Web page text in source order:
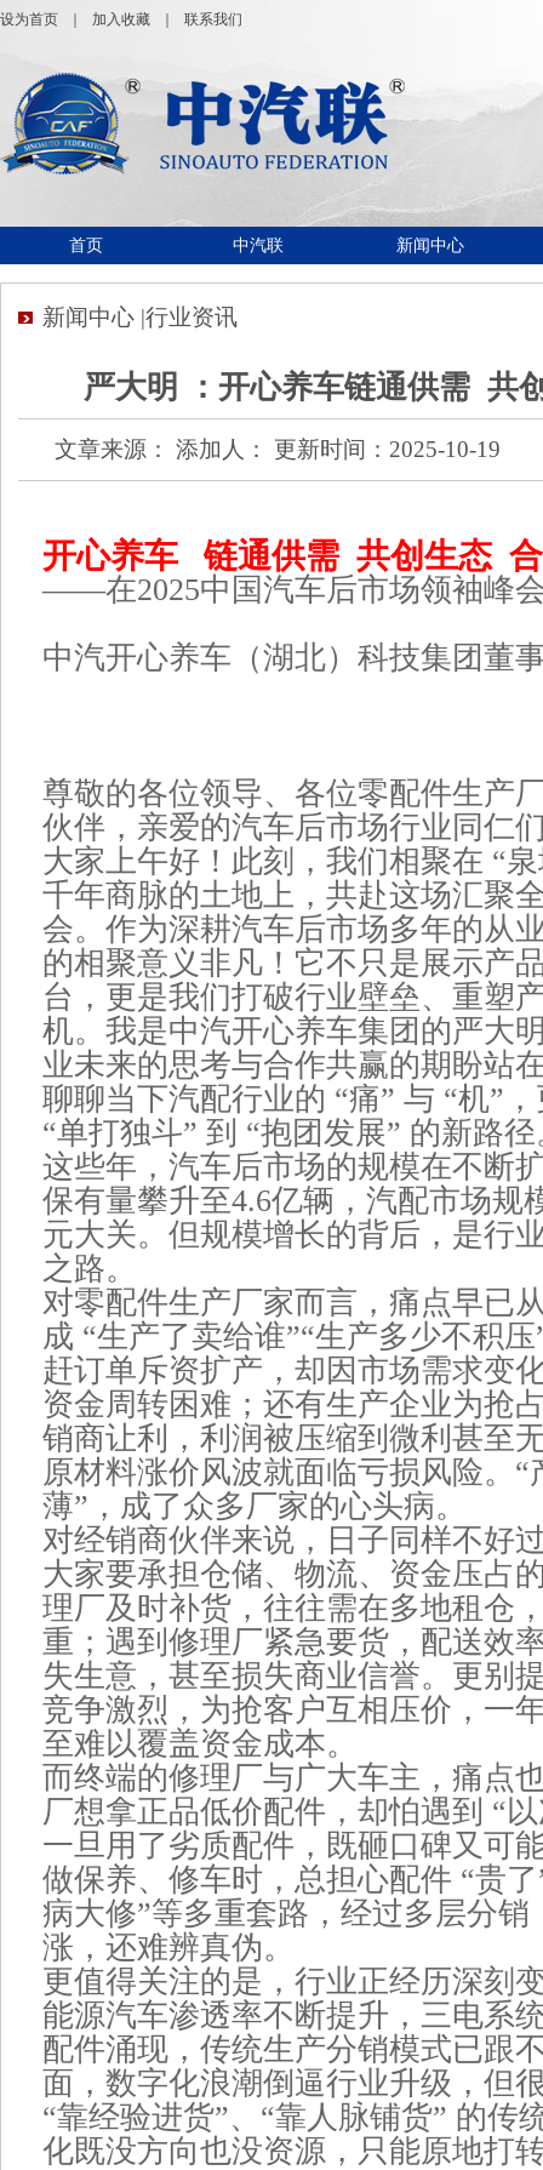
设为首页 加入收藏 联系我们
首页 中汽联 新闻中心
新闻中心 |行业资讯
严大明 ：开心养车链通供需 共
文章来源： 添加人： 更新时间：2025-10-19
开心养车 链通供需 共创生态
——在2025中国汽车后市场领袖峰
中汽开心养车（湖北）科技集团
尊敬的各位领导、各位零配件生产
伙伴，亲爱的汽车后市场行业同仁
大家上午好！此刻，我们相聚在 “
千年商脉的土地上，共赴这场汇聚
会。作为深耕汽车后市场多年的从
的相聚意义非凡！它不只是展示产
台，更是我们打破行业壁垒、重塑
机。我是中汽开心养车集团的严大
业未来的思考与合作共赢的期盼站
聊聊当下汽配行业的 “痛” 与 “机”
“单打独斗” 到 “抱团发展” 的新路
这些年，汽车后市场的规模在不断
保有量攀升至4.6亿辆，汽配市场规
元大关。但规模增长的背后，是行
之路。
对零配件生产厂家而言，痛点早已
成 “生产了卖给谁”“生产多少不积
赶订单斥资扩产，却因市场需求变
资金周转困难；还有生产企业为抢
销商让利，利润被压缩到微利甚至
原材料涨价风波就面临亏损风险。
薄”，成了众多厂家的心头病。
对经销商伙伴来说，日子同样不好
大家要承担仓储、物流、资金压占
理厂及时补货，往往需在多地租仓
重；遇到修理厂紧急要货，配送效
失生意，甚至损失商业信誉。更别
竞争激烈，为抢客户互相压价，一
至难以覆盖资金成本。
而终端的修理厂与广大车主，痛点
厂想拿正品低价配件，却怕遇到 “
一旦用了劣质配件，既砸口碑又可
做保养、修车时，总担心配件 “贵了
病大修”等多重套路，经过多层分销
涨，还难辨真伪。
更值得关注的是，行业正经历深刻
能源汽车渗透率不断提升，三电系
配件涌现，传统生产分销模式已跟
面，数字化浪潮倒逼行业升级，但
“靠经验进货”、“靠人脉铺货” 的传
化既没方向也没资源，只能原地打